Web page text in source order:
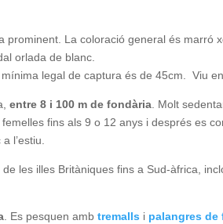
La coloració general és marró
orlada de blanc.
legal de captura és de 45cm. Viu
entre 8 i 100 m de fondària. Molt
femelles fins als 9 o 12 anys i després es
l’estiu.
les illes Britàniques fins a Sud-àfrica,
. Es pesquen ambtremalls i palangres de